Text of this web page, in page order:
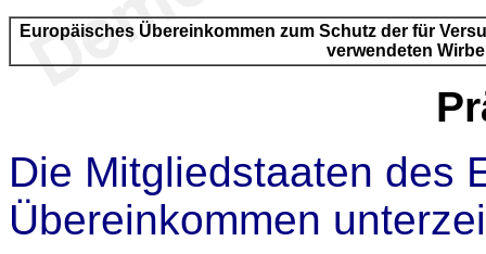
Europäisches Übereinkommen zum Schutz der für
verwendeten
Die Mitgliedstaaten des
Übereinkommen